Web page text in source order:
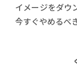
イメージをダウ
今すぐやめるべ